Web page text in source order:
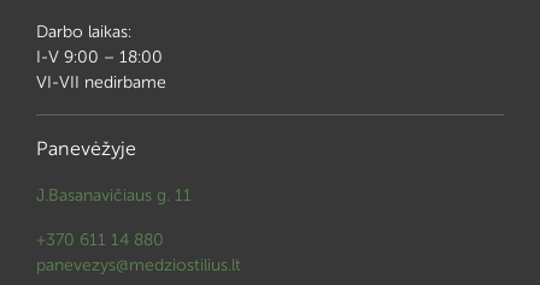
Darbo laikas:
I-V 9:00 – 18:00
VI-VII nedirbame
Panevėžyje
J.Basanavičiaus g. 11
+370 611 14 880
panevezys@medziostilius.lt